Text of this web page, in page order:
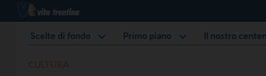
Scelte di fondo Primo piano Il nostro